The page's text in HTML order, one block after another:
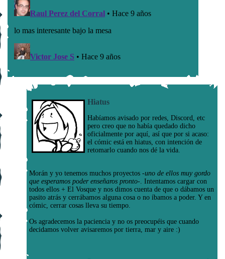
Hiatus
Habíamos avisado por redes, Discord, etc
pero creo que no había quedado dicho
oficialmente por aquí, así que por si acaso:
el cómic está en hiatus, con intención de
retomarlo cuando nos dé la vida.
Morán y yo tenemos muchos proyectos -uno de ellos muy gordo
que esperamos poder enseñaros pronto- . Intentamos cargar con
todos ellos + El Vosque y nos dimos cuenta de que o dábamos un
pasito atrás y cerrábamos alguna cosa o no íbamos a poder. Y en
cómic, cerrar cosas lleva su tiempo.
Os agradecemos la paciencia y no os preocupéis que cuando
decidamos volver avisaremos por tierra, mar y aire :)